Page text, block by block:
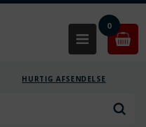
0
HURTIG AFSENDELSE